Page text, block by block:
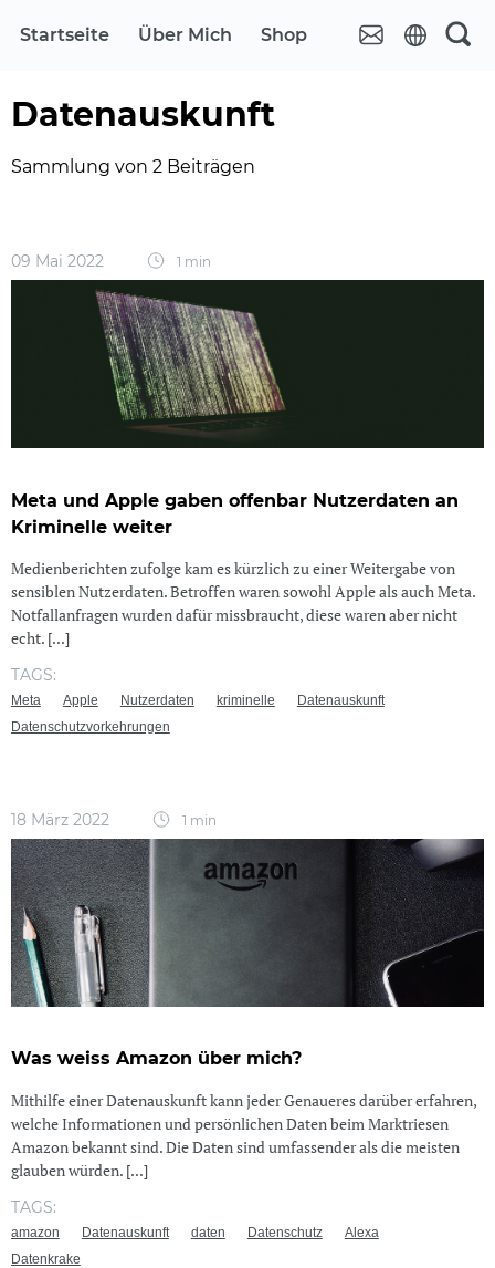
Startseite Über Mich Shop
Datenauskunft
Sammlung von 2 Beiträgen
09 Mai 2022 1 min
Meta und Apple gaben offenbar Nutzerdaten an
Kriminelle weiter
Medienberichten zufolge kam es kürzlich zu einer Weitergabe von
sensiblen Nutzerdaten. Betroffen waren sowohl Apple als auch Meta.
Notfallanfragen wurden dafür missbraucht, diese waren aber nicht
echt. [...]
TAGS:
Meta Apple Nutzerdaten kriminelle
Datenauskunft
Datenschutzvorkehrungen
18 März 2022 1 min
Was weiss Amazon über mich?
Mithilfe einer Datenauskunft kann jeder Genaueres darüber erfahren,
welche Informationen und persönlichen Daten beim Marktriesen
Amazon bekannt sind. Die Daten sind umfassender als die meisten
glauben würden. [...]
TAGS:
amazon Datenauskunft daten Datenschutz
Alexa
Datenkrake